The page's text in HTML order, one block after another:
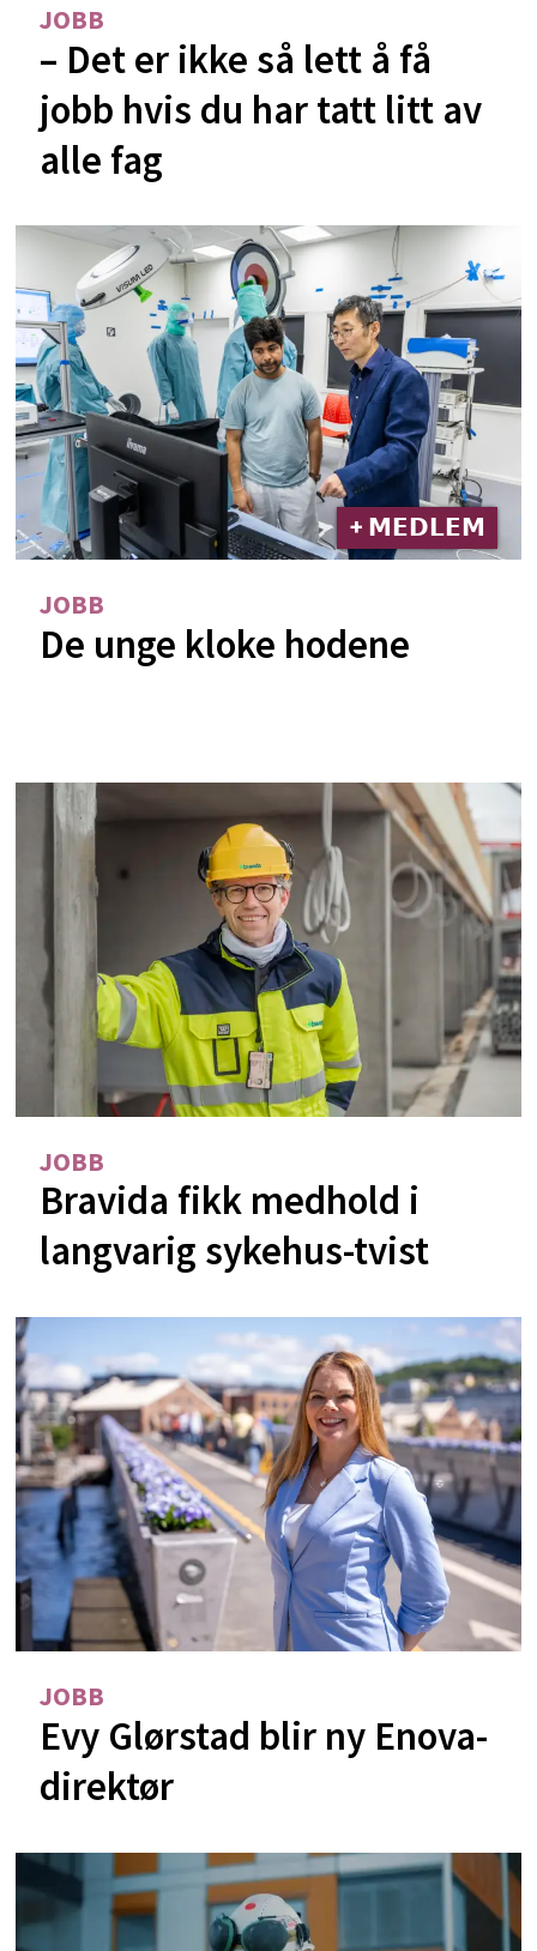
JOBB
– Det er ikke så lett å få
jobb hvis du har tatt litt av
alle fag
+ 𝗠𝗘𝗗𝗟𝗘𝗠
JOBB
De unge kloke hodene
JOBB
Bravida fikk medhold i
langvarig sykehus-tvist
JOBB
Evy Glørstad blir ny Enova-
direktør